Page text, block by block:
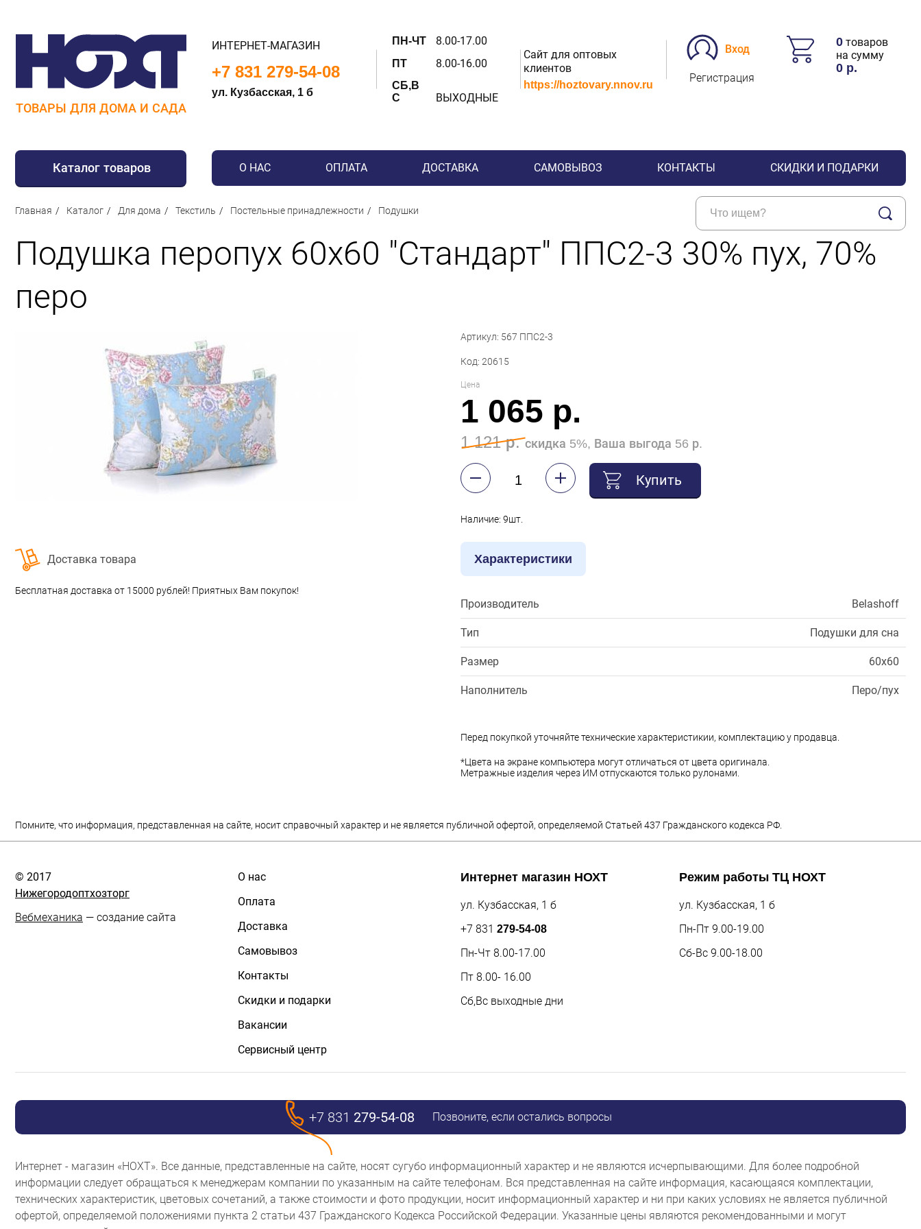
ТОВАРЫ ДЛЯ ДОМА И САДА
ИНТЕРНЕТ-МАГАЗИН
+7 831 279-54-08
ул. Кузбасская, 1 б
ПН-ЧТ 8.00-17.00
ПТ 8.00-16.00
СБ,В
С
ВЫХОДНЫЕ
Сайт для оптовых
клиентов
https://hoztovary.nnov.ru
Вход
Регистрация
0 товаров
на сумму
0 р.
Каталог товаров
Для дома
Сантехника
Для дачи и отдыха
Для детей
Бытовая техника
Обувь для дома и дачи
О НАС ОПЛАТА ДОСТАВКА САМОВЫВОЗ КОНТАКТЫ СКИДКИ И ПОДАРКИ
Главная Каталог Для дома Текстиль Постельные принадлежности Подушки
Подушка перопух 60х60 "Стандарт" ППС2-3 30% пух, 70%
перо
Доставка товара
Бесплатная доставка от 15000 рублей! Приятных Вам покупок!
Артикул: 567 ППС2-3
Код: 20615
Цена
1 065 р.
1 121 р.скидка 5%, Ваша выгода 56 р.
Купить
Наличие: 9шт.
Характеристики
Производитель Belashoff
Тип Подушки для сна
Размер 60х60
Наполнитель Перо/пух
Перед покупкой уточняйте технические характеристикии, комплектацию у продавца.
*Цвета на экране компьютера могут отличаться от цвета оригинала.
Метражные изделия через ИМ отпускаются только рулонами.
Помните, что информация, представленная на сайте, носит справочный характер и не является публичной офертой, определяемой Статьей 437 Гражданского кодекса РФ.
© 2017
Нижегородоптхозторг
Вебмеханика — создание сайта
О нас
Оплата
Доставка
Самовывоз
Контакты
Скидки и подарки
Вакансии
Сервисный центр
Интернет магазин НОХТ
ул. Кузбасская, 1 б
+7 831 279-54-08
Пн-Чт 8.00-17.00
Пт 8.00- 16.00
Сб,Вс выходные дни
Режим работы ТЦ НОХТ
ул. Кузбасская, 1 б
Пн-Пт 9.00-19.00
Сб-Вс 9.00-18.00
+7 831 279-54-08 Позвоните, если остались вопросы
Интернет - магазин «НОХТ». Все данные, представленные на сайте, носят сугубо информационный характер и не являются исчерпывающими. Для более подробной
информации следует обращаться к менеджерам компании по указанным на сайте телефонам. Вся представленная на сайте информация, касающаяся комплектации,
технических характеристик, цветовых сочетаний, а также стоимости и фото продукции, носит информационный характер и ни при каких условиях не является публичной
офертой, определяемой положениями пункта 2 статьи 437 Гражданского Кодекса Российской Федерации. Указанные цены являются рекомендованными и могут